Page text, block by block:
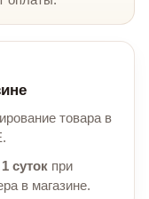
товара в
1 суток при
в магазине.